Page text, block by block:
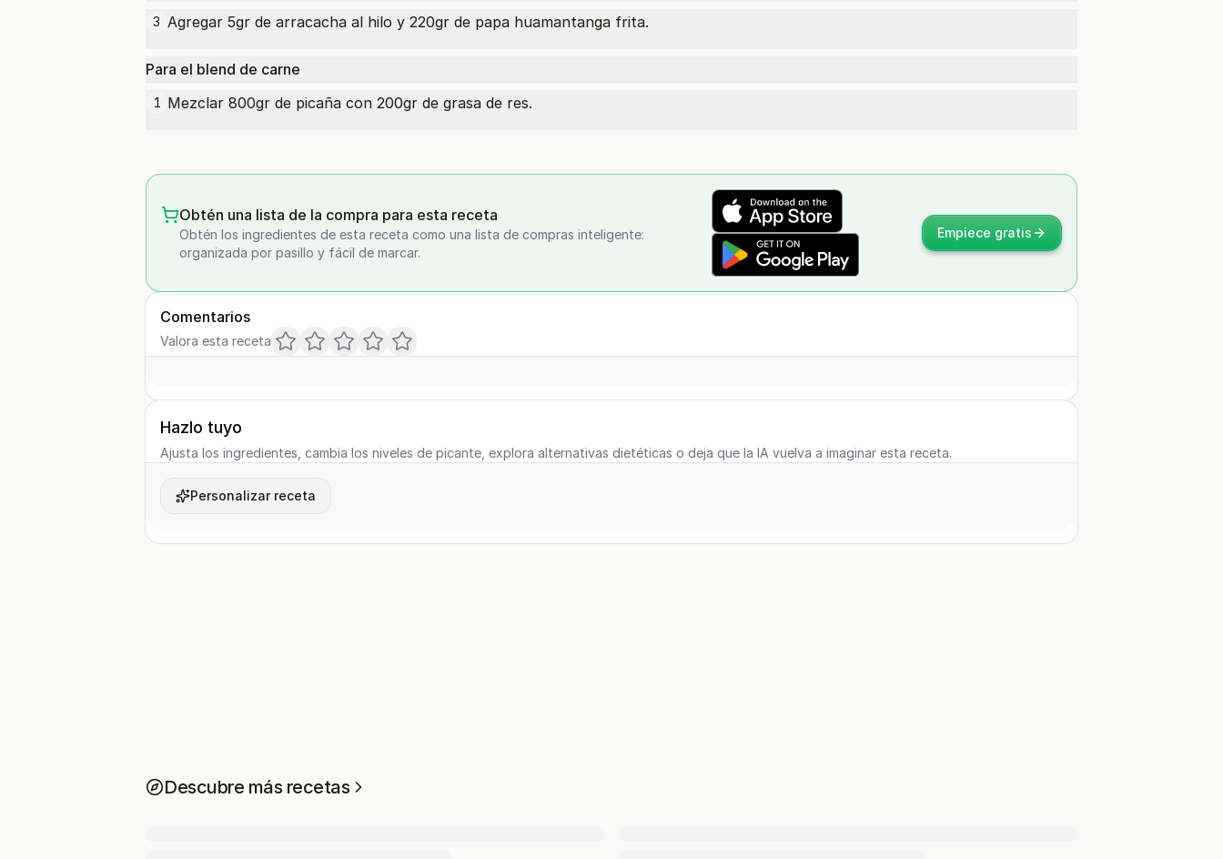
3 Agregar 5gr de arracacha al hilo y 220gr de papa huamantanga frita.
Para el blend de carne
1 Mezclar 800gr de picaña con 200gr de grasa de res.
Obtén una lista de la compra para esta receta
Obtén los ingredientes de esta receta como una lista de compras inteligente:
organizada por pasillo y fácil de marcar.
Empiece gratis
Comentarios
Valora esta receta
Hazlo tuyo
Ajusta los ingredientes, cambia los niveles de picante, explora alternativas dietéticas o deja que la IA vuelva a imaginar esta receta.
Personalizar receta
Descubre más recetas